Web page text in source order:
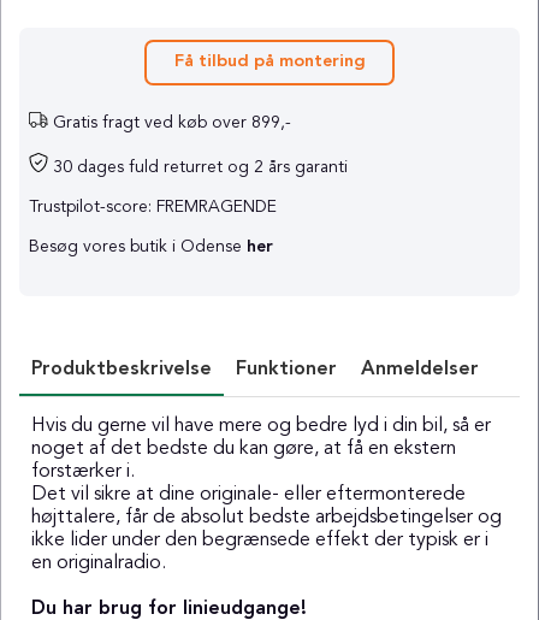
Få tilbud på montering
Gratis fragt ved køb over 899,-
30 dages fuld returret og 2 års garanti
Trustpilot-score: FREMRAGENDE
Besøg vores butik i Odense her
Produktbeskrivelse Funktioner Anmeldelser
Hvis du gerne vil have mere og bedre lyd i din bil, så er
noget af det bedste du kan gøre, at få en ekstern
forstærker i.
Det vil sikre at dine originale- eller eftermonterede
højttalere, får de absolut bedste arbejdsbetingelser og
ikke lider under den begrænsede effekt der typisk er i
en originalradio.
Du har brug for linieudgange!